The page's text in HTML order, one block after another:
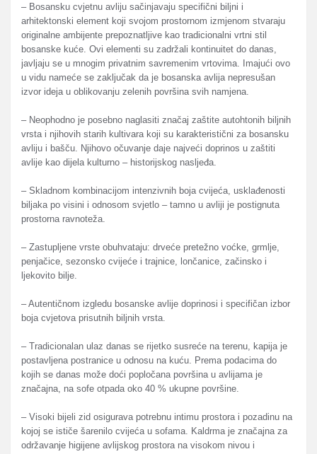
– Bosansku cvjetnu avliju sačinjavaju specifični biljni i
arhitektonski element koji svojom prostornom izmjenom stvaraju
originalne ambijente prepoznatljive kao tradicionalni vrtni stil
bosanske kuće. Ovi elementi su zadržali kontinuitet do danas,
javljaju se u mnogim privatnim savremenim vrtovima. Imajući ovo
u vidu nameće se zaključak da je bosanska avlija nepresušan
izvor ideja u oblikovanju zelenih površina svih namjena.
– Neophodno je posebno naglasiti značaj zaštite autohtonih biljnih
vrsta i njihovih starih kultivara koji su karakteristični za bosansku
avliju i bašču. Njihovo očuvanje daje najveći doprinos u zaštiti
avlije kao dijela kulturno – historijskog nasljeđa.
– Skladnom kombinacijom intenzivnih boja cvijeća, usklađenosti
biljaka po visini i odnosom svjetlo – tamno u avliji je postignuta
prostorna ravnoteža.
– Zastupljene vrste obuhvataju: drveće pretežno voćke, grmlje,
penjačice, sezonsko cvijeće i trajnice, lončanice, začinsko i
ljekovito bilje.
– Autentičnom izgledu bosanske avlije doprinosi i specifičan izbor
boja cvjetova prisutnih biljnih vrsta.
– Tradicionalan ulaz danas se rijetko susreće na terenu, kapija je
postavljena postranice u odnosu na kuću. Prema podacima do
kojih se danas može doći popločana površina u avlijama je
značajna, na sofe otpada oko 40 % ukupne površine.
– Visoki bijeli zid osigurava potrebnu intimu prostora i pozadinu na
kojoj se ističe šarenilo cvijeća u sofama. Kaldrma je značajna za
održavanje higijene avlijskog prostora na visokom nivou i